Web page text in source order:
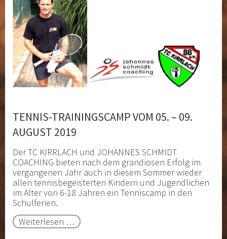
TENNIS-TRAININGSCAMP VOM 05. – 09.
AUGUST 2019
Der TC KIRRLACH und JOHANNES SCHMIDT
COACHING bieten nach dem grandiosen Erfolg im
vergangenen Jahr auch in diesem Sommer wieder
allen tennisbegeisterten Kindern und Jugendlichen
im Alter von 6-18 Jahren ein Tenniscamp in den
Schulferien.
Weiterlesen … Tennis-